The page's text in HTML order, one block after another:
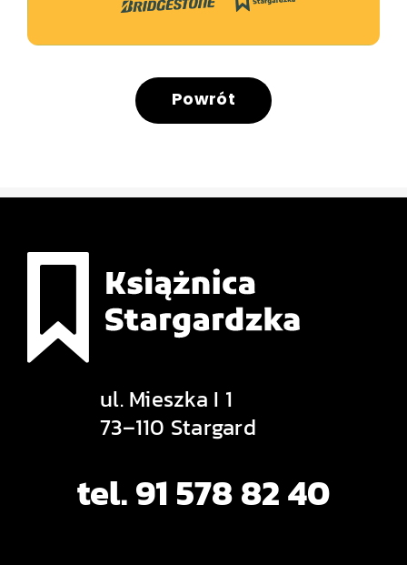
Powrót
ul. Mieszka I 1
73–110 Stargard
tel. 91 578 82 40